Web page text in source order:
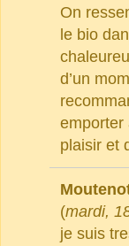
On
le bio
d’un
emporter
plaisir et
(mardi,
je suis